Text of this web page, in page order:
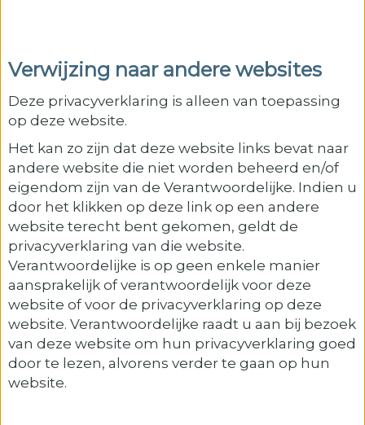
Verwijzing naar andere websites
Deze privacyverklaring is alleen van toepassing
op deze website.
Het kan zo zijn dat deze website links bevat naar
andere website die niet worden beheerd en/of
eigendom zijn van de Verantwoordelijke. Indien u
door het klikken op deze link op een andere
website terecht bent gekomen, geldt de
privacyverklaring van die website.
Verantwoordelijke is op geen enkele manier
aansprakelijk of verantwoordelijk voor deze
website of voor de privacyverklaring op deze
website. Verantwoordelijke raadt u aan bij bezoek
van deze website om hun privacyverklaring goed
door te lezen, alvorens verder te gaan op hun
website.